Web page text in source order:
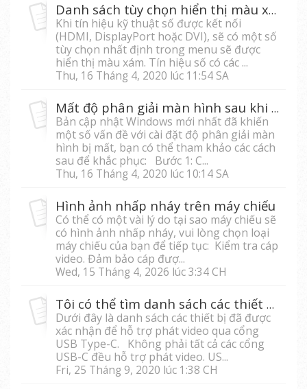
Danh sách tùy chọn hiển thị màu xám và không truy cập được
Khi tín hiệu kỹ thuật số được kết nối
(HDMI, DisplayPort hoặc DVI), sẽ có một số
tùy chọn nhất định trong menu sẽ được
hiển thị màu xám. Tín hiệu số có các ...
Thu, 16 Tháng 4, 2020 lúc 11:54 SA
Mất độ phân giải màn hình sau khi cập nhật Windows 10
Bản cập nhật Windows mới nhất đã khiến
một số vấn đề với cài đặt độ phân giải màn
hình bị mất, bạn có thể tham khảo các cách
sau để khắc phục: Bước 1: C...
Thu, 16 Tháng 4, 2020 lúc 10:14 SA
Hình ảnh nhấp nháy trên máy chiếu
Có thể có một vài lý do tại sao máy chiếu sẽ
có hình ảnh nhấp nháy, vui lòng chọn loại
máy chiếu của bạn để tiếp tục: Kiểm tra cáp
video. Đảm bảo cáp đượ...
Wed, 15 Tháng 4, 2026 lúc 3:34 CH
Tôi có thể tìm danh sách các thiết bị tương thích phát video qua cổng USB Type-C với M1, M1+, M2 và X10-4K ở đâu?
Dưới đây là danh sách các thiết bị đã được
xác nhận để hỗ trợ phát video qua cổng
USB Type-C. Không phải tất cả các cổng
USB-C đều hỗ trợ phát video. US...
Fri, 25 Tháng 9, 2020 lúc 1:38 CH